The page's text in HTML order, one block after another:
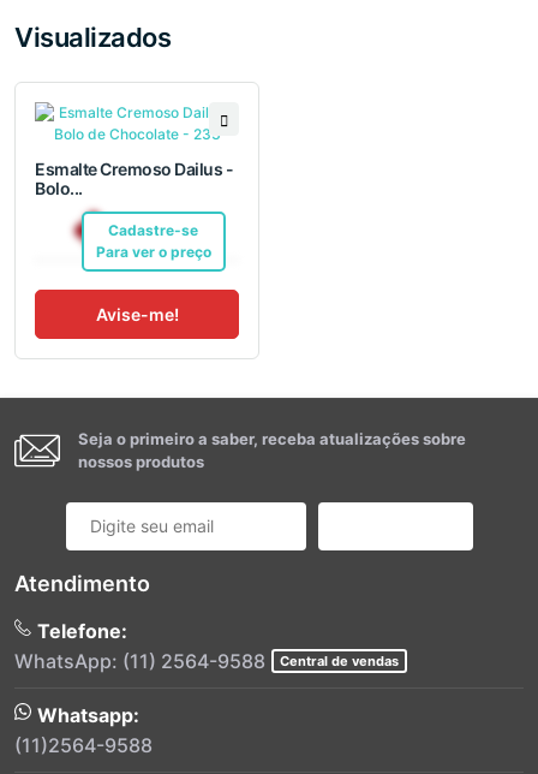
Visualizados
Esmalte Cremoso Dailus -
Bolo...
Cadastre-se
Para ver o preço
R$ 12,10Pix
Avise-me!
Seja o primeiro a saber, receba atualizações sobre
nossos produtos
Atendimento
Telefone:
WhatsApp: (11) 2564-9588
Central de vendas
Whatsapp:
(11)2564-9588